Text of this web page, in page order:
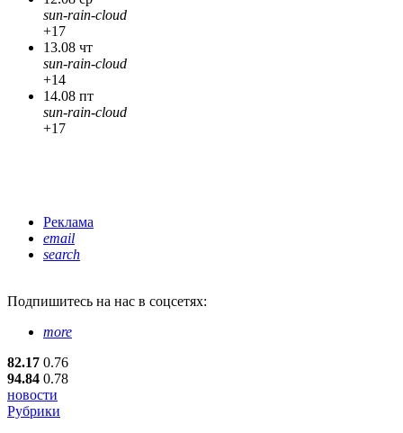
sun-rain-cloud
+17
13.08 чт
sun-rain-cloud
+14
14.08 пт
sun-rain-cloud
+17
Реклама
email
search
Подпишитесь на нас в соцсетях:
more
82.17 0.76
94.84 0.78
новости
Рубрики